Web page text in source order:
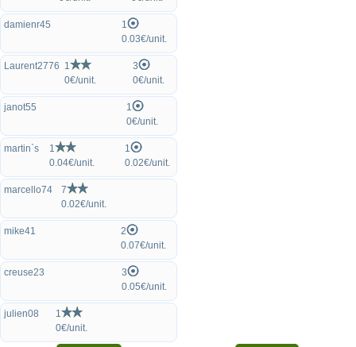
damienr45
1
0.03€/unit.
Laurent2776 1
0€/unit.
3
0€/unit.
janot55
1
0€/unit.
martin`s
1
0.04€/unit.
1
0.02€/unit.
marcello74
7
0.02€/unit.
mike41
2
0.07€/unit.
creuse23
3
0.05€/unit.
julien08
1
0€/unit.